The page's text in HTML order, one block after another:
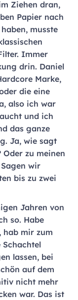
Ziehen dran,
Papier nach
musste
Immer
drin. Daniel
Marke,
die eine
also ich war
und ich
das ganze
Ja, wie sagt
Oder zu meinen
wir
bis zu zwei
Jahren von
so. Habe
hab mir zum
Schachtel
lassen, bei
auf dem
nicht mehr
war. Das ist